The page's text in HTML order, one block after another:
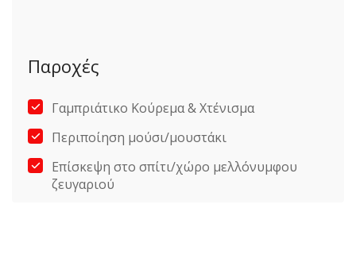
Παροχές
Γαμπριάτικο Κούρεμα & Χτένισμα
Περιποίηση μούσι/μουστάκι
Επίσκεψη στο σπίτι/χώρο μελλόνυμφου
ζευγαριού